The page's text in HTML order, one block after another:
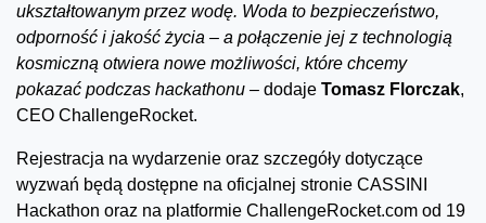
ukształtowanym przez wodę. Woda to bezpieczeństwo,
odporność i jakość życia – a połączenie jej z technologią
kosmiczną otwiera nowe możliwości, które chcemy
pokazać podczas hackathonu – dodaje Tomasz Florczak,
CEO ChallengeRocket.
Rejestracja na wydarzenie oraz szczegóły dotyczące
wyzwań będą dostępne na oficjalnej stronie CASSINI
Hackathon oraz na platformie ChallengeRocket.com od 19